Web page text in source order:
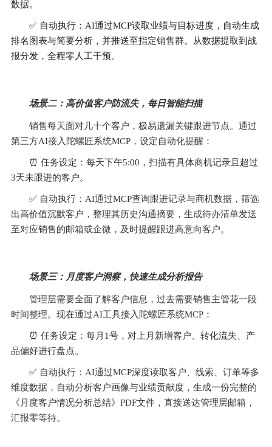
数据。
✅ 自动执行：AI通过MCP读取业绩与目标进度，自动生成
排名图表与简要分析，并推送至指定销售群。从数据提取到战
报分发，全程零人工干预。
场景二：高价值客户防流失，每日智能扫描
销售每天面对几十个客户，极易遗漏关键跟进节点。通过
第三方AI接入陀螺匠系统MCP，设定自动化提醒：
⏰️ 任务设定：每天下午5:00，扫描有具体商机记录且超过
3天未跟进的客户。
✅ 自动执行：AI通过MCP查询跟进记录与商机数据，筛选
出高价值沉默客户，整理其历史沟通摘要，生成待办清单发送
至对应销售的邮箱或企微，及时提醒跟进高意向客户。
场景三：月度客户洞察，快速生成分析报告
管理层需要全面了解客户信息，过去需要销售主管花一段
时间整理。现在通过AI工具接入陀螺匠系统MCP：
⏰️ 任务设定：每月1号，对上月新增客户、转化流失、产
品偏好进行盘点。
✅ 自动执行：AI通过MCP深度读取客户、线索、订单等多
维度数据，自动分析客户画像与业绩贡献度，生成一份完整的
《月度客户情况分析总结》PDF文件，直接送达管理层邮箱，
汇报零等待。